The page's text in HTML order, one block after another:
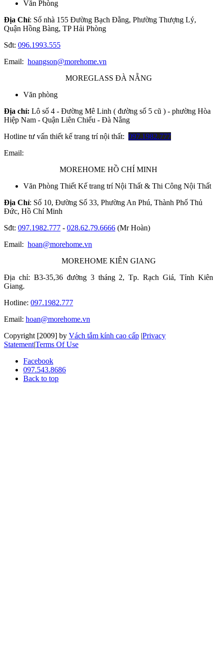
Văn Phòng
Địa Chỉ: Số nhà 155 Đường Bạch Đằng, Phường Thượng Lý,
Quận Hồng Bàng, TP Hải Phòng
Sđt: 096.1993.555
Email: hoangson@morehome.vn
MOREGLASS ĐÀ NẴNG
Văn phòng
Địa chỉ: Lô số 4 - Đường Mê Linh ( đường số 5 cũ ) - phường Hòa
Hiệp Nam - Quận Liên Chiểu - Đà Nẵng
Hotline tư vấn thiết kế trang trí nội thất: 097.1982.777
Email:
MOREHOME HỒ CHÍ MINH
Văn Phòng Thiết Kế trang trí Nội Thất & Thi Công Nội Thất
Địa Chỉ: Số 10, Đường Số 33, Phường An Phú, Thành Phố Thủ
Đức, Hồ Chí Minh
Sđt: 097.1982.777 - 028.62.79.6666 (Mr Hoàn)
Email: hoan@morehome.vn
MOREHOME KIÊN GIANG
Địa chỉ: B3-35,36 đường 3 tháng 2, Tp. Rạch Giá, Tỉnh Kiên
Giang.
Hotline: 097.1982.777
Email: hoan@morehome.vn
Copyright [2009] by Vách tắm kính cao cấp |Privacy
Statement|Terms Of Use
Facebook
097.543.8686
Back to top